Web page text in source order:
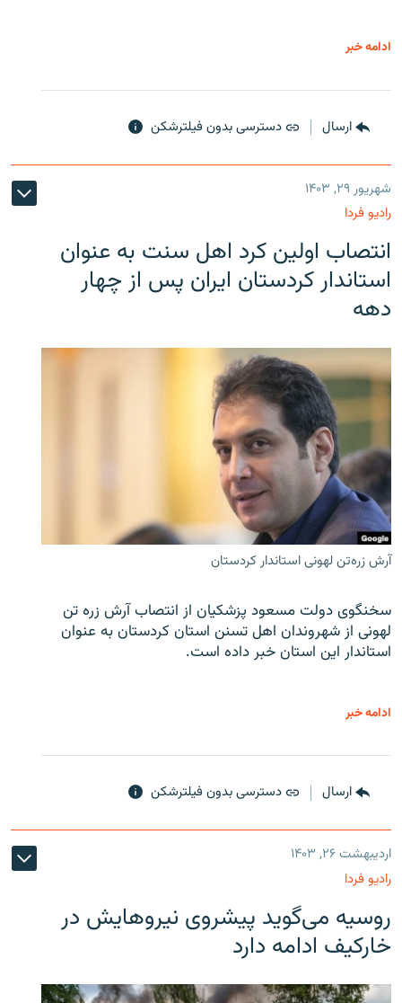
ادامه خبر
ارسال دسترسی بدون فیلترشکن
شهریور ۲۹, ۱۴۰۳
رادیو فردا
انتصاب اولین کرد اهل سنت به عنوان
استاندار کردستان ایران پس از چهار
دهه
آرش زره‌تن لهونی استاندار کردستان
سخنگوی دولت مسعود پزشکیان از انتصاب آرش زره تن
لهونی از شهروندان اهل تسنن استان کردستان به عنوان
استاندار این استان خبر داده است.
ادامه خبر
ارسال دسترسی بدون فیلترشکن
اردیبهشت ۲۶, ۱۴۰۳
رادیو فردا
روسیه می‌گوید پیشروی نیروهایش در
خارکیف ادامه دارد